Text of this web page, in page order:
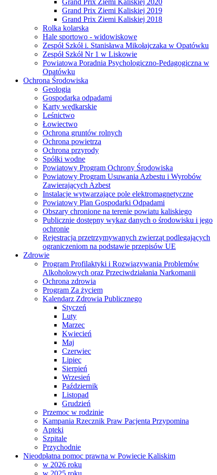
Grand Prix Ziemi Kaliskiej 2020
Grand Prix Ziemi Kaliskiej 2019
Grand Prix Ziemi Kaliskiej 2018
Rolka kolarska
Hale sportowo - widowiskowe
Zespół Szkół i. Stanisława Mikołajczaka w Opatówku
Zespół Szkół Nr 1 w Liskowie
Powiatowa Poradnia Psychologiczno-Pedagogiczna w
Opatówku
Ochrona Środowiska
Geologia
Gospodarka odpadami
Karty wędkarskie
Leśnictwo
Łowiectwo
Ochrona gruntów rolnych
Ochrona powietrza
Ochrona przyrody
Spółki wodne
Powiatowy Program Ochrony Środowiska
Powiatowy Program Usuwania Azbestu i Wyrobów
Zawierających Azbest
Instalacje wytwarzające pole elektromagnetyczne
Powiatowy Plan Gospodarki Odpadami
Obszary chronione na terenie powiatu kaliskiego
Publicznie dostępny wykaz danych o środowisku i jego
ochronie
Rejestracja przetrzymywanych zwierząt podlegających
ograniczeniom na podstawie przepisów UE
Zdrowie
Program Profilaktyki i Rozwiązywania Problemów
Alkoholowych oraz Przeciwdziałania Narkomanii
Ochrona zdrowia
Program Za życiem
Kalendarz Zdrowia Publicznego
Styczeń
Luty
Marzec
Kwiecień
Maj
Czerwiec
Lipiec
Sierpień
Wrzesień
Październik
Listopad
Grudzień
Przemoc w rodzinie
Kampania Rzecznik Praw Pacjenta Przypomina
Apteki
Szpitale
Przychodnie
Nieodpłatna pomoc prawna w Powiecie Kaliskim
w 2026 roku
w 2025 roku